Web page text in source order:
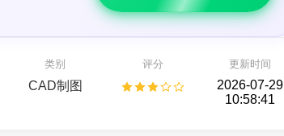
类别
CAD制图
评分 更新时间
2026-07-29
10:58:41
DClaw